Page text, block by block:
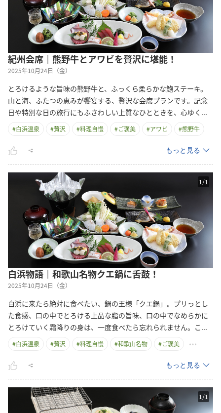
紀州会席｜熊野牛とアワビを贅沢に堪能！
2025年10月24日（金）
とろけるような旨味の熊野牛と、ふっくら柔らかな鮑ステーキ。
山と海、ふたつの恵みが饗宴する、贅沢な会席プランです。記念
日や特別な日の旅行にもふさわしい上質なひとときを、心ゆ く ...
#白浜温泉 #贅沢 #料理自慢 #ご褒美 #アワビ #熊野牛
もっと見る
1/1
白浜物語｜和歌山名物クエ鍋に舌鼓！
2025年10月24日（金）
白浜に来たら絶対に食べたい、鍋の王様「クエ鍋」。プリっとし
た食感、口の中でとろける上品な脂の旨味、口の中でなめらかに
とろけていく霜降りの身は、一度食べたら忘れられません。 こ...
#白浜温泉 #贅沢 #料理自慢 #和歌山名物 #ご褒美
もっと見る
1/1